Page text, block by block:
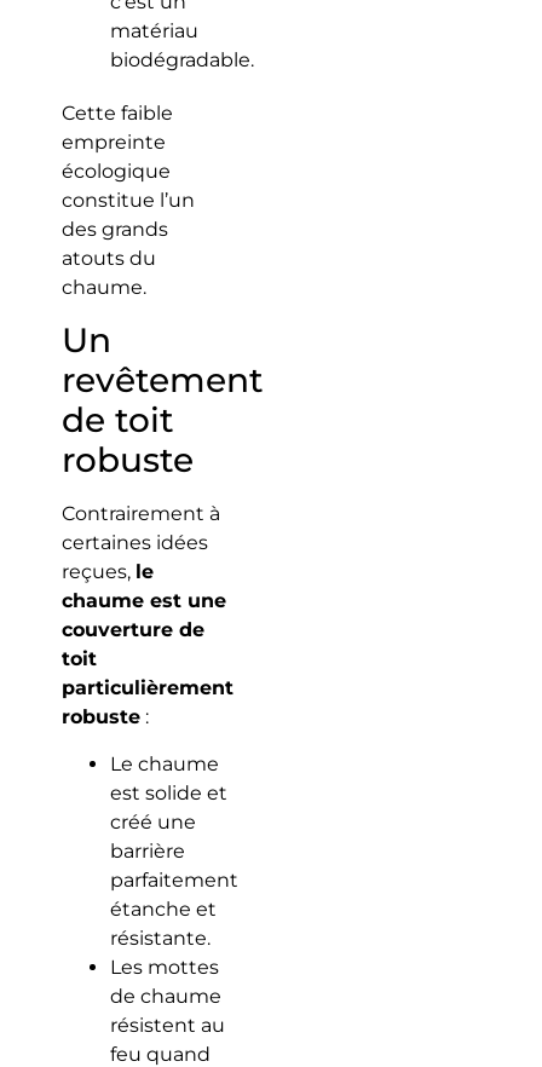
matériau
biodégradable.
Cette faible
empreinte
écologique
constitue l’un
des grands
atouts du
chaume.
Un
revêtement
de toit
robuste
Contrairement à
certaines idées
reçues, le
chaume est une
couverture de
toit
particulièrement
robuste:
Le chaume
est solide et
créé une
barrière
parfaitement
étanche et
résistante.
Les mottes
de chaume
résistent au
feu quand